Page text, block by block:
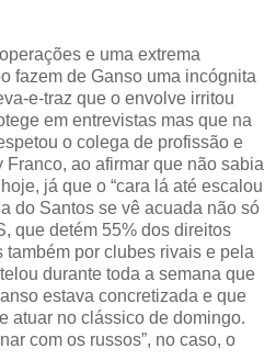
e uma extrema
fazem de Ganso uma incógnita
e-traz que o envolve irritou
em entrevistas mas que na
o colega de profissão e
ao afirmar que não sabia
já que o “cara lá até escalou
do Santos se vê acuada não só
que detém 55% dos direitos
por clubes rivais e pela
durante toda a semana que
estava concretizada e que
atuar no clássico de domingo.
com os russos”, no caso, o